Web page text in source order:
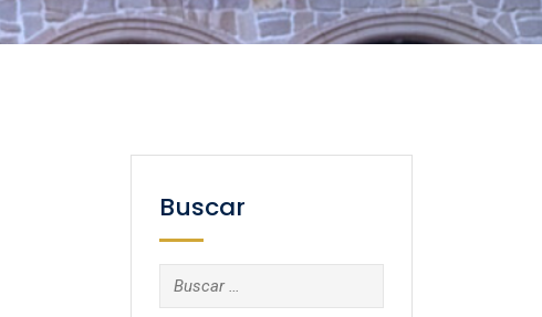
Buscar
Buscar: